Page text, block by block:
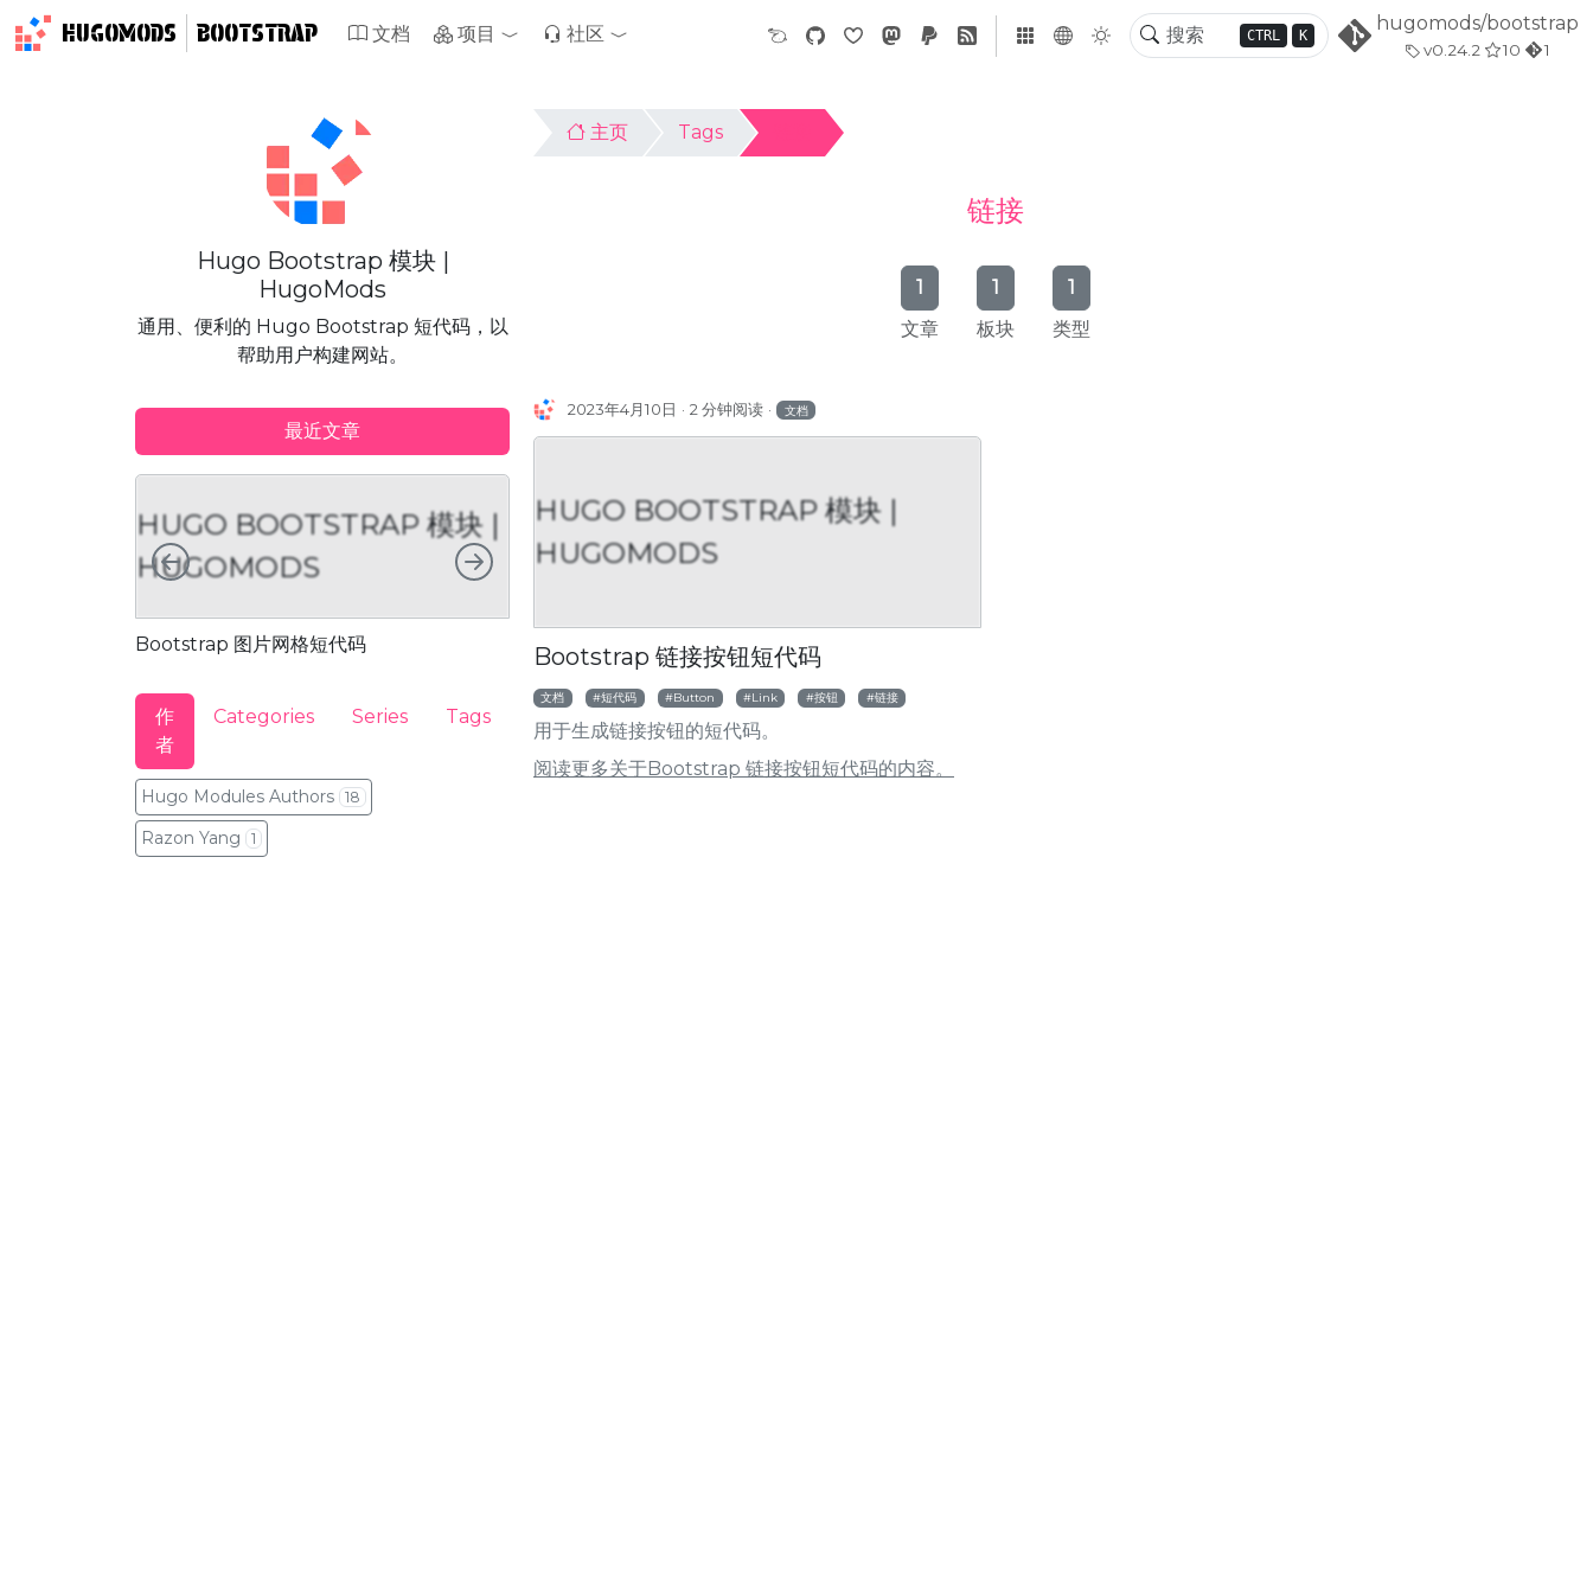
HUGOMODS BOOTSTRAP CTRL K
hugomods/bootstrap
v0.24.2 10 1
文档 项目 社区
主页 Tags
链接
1
文章
1
板块
1
类型
2023年4月10日 2 分钟阅读 文档
HUGO BOOTSTRAP 模块 |
HUGOMODS
Bootstrap 链接按钮短代码
文档 短代码 Button Link 按钮 链接
用于生成链接按钮的短代码。
阅读更多关于Bootstrap 链接按钮短代码的内容。
Hugo Bootstrap 模块 |
HugoMods
通用、便利的 Hugo Bootstrap 短代码，以
帮助用户构建网站。
最近文章
HUGO BOOTSTRAP 模块 |
HUGOMODS
Bootstrap 图片网格短代码
HUGO BOOTSTRAP 模块 |
HUGOMODS
Bootstrap 手风琴短代码
HUGO BOOTSTRAP 模块 |
向左 向右
作
者
Categories Series Tags
Hugo Modules Authors 18
Razon Yang 1